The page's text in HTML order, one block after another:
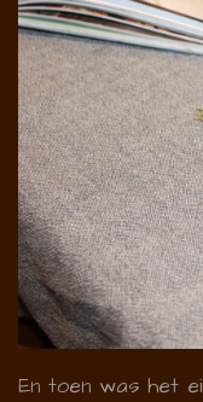
En toen was het